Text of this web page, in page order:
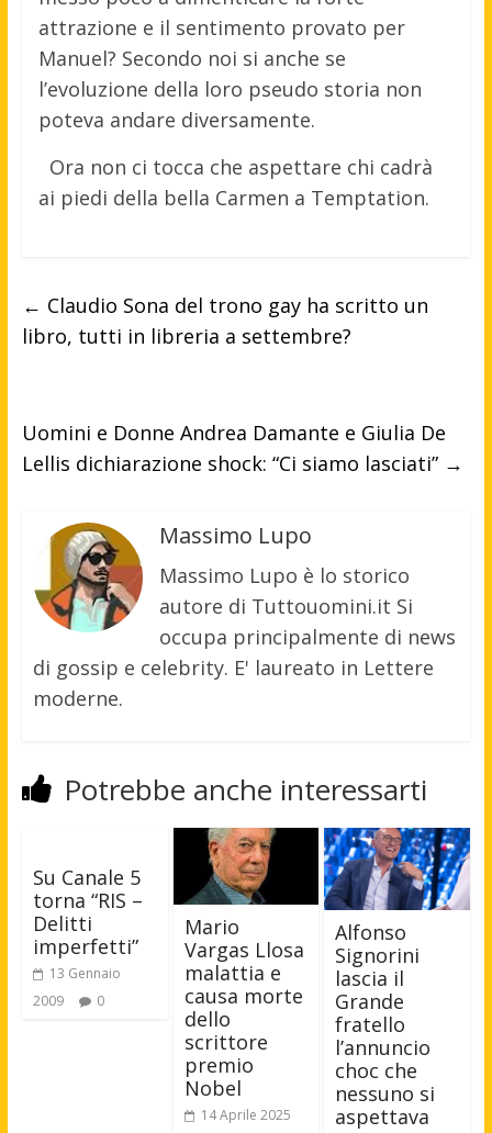
attrazione e il sentimento provato per
Manuel? Secondo noi si anche se
l’evoluzione della loro pseudo storia non
poteva andare diversamente.
Ora non ci tocca che aspettare chi cadrà
ai piedi della bella Carmen a Temptation.
← Claudio Sona del trono gay ha scritto un
libro, tutti in libreria a settembre?
Uomini e Donne Andrea Damante e Giulia De
Lellis dichiarazione shock: “Ci siamo lasciati” →
Massimo Lupo
Massimo Lupo è lo storico
autore di Tuttouomini.it Si
occupa principalmente di news
di gossip e celebrity. E' laureato in Lettere
moderne.
Potrebbe anche interessarti
Su Canale 5
torna “RIS –
Delitti
imperfetti”
13 Gennaio
2009
0
Mario
Vargas Llosa
malattia e
causa morte
dello
scrittore
premio
Nobel
14 Aprile 2025
Alfonso
Signorini
lascia il
Grande
fratello
l’annuncio
choc che
nessuno si
aspettava